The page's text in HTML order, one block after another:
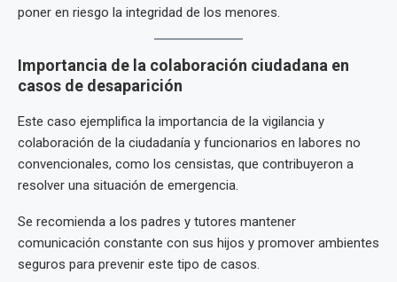
poner en riesgo la integridad de los menores.
Importancia de la colaboración ciudadana en
casos de desaparición
Este caso ejemplifica la importancia de la vigilancia y
colaboración de la ciudadanía y funcionarios en labores no
convencionales, como los censistas, que contribuyeron a
resolver una situación de emergencia.
Se recomienda a los padres y tutores mantener
comunicación constante con sus hijos y promover ambientes
seguros para prevenir este tipo de casos.